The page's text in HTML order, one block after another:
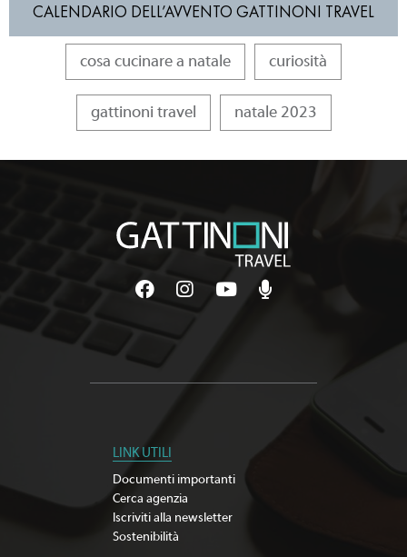
CALENDARIO DELL’AVVENTO GATTINONI TRAVEL
cosa cucinare a natale curiosità
gattinoni travel natale 2023
LINK UTILI
Documenti importanti
Cerca agenzia
Iscriviti alla newsletter
Sostenibilità